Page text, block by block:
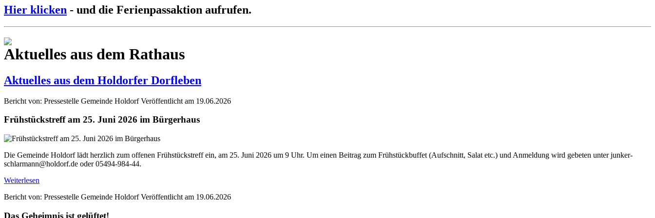
Hier klicken - und die Ferienpassaktion aufrufen.
Aktuelles aus dem Rathaus
Aktuelles aus dem Holdorfer Dorfleben
Bericht von: Pressestelle Gemeinde Holdorf Veröffentlicht am 19.06.2026
Frühstückstreff am 25. Juni 2026 im Bürgerhaus
Die Gemeinde Holdorf lädt herzlich zum offenen Frühstückstreff ein, am 25. Juni 2026 um 9 Uhr. Um einen Beitrag zum Frühstückbuffet (Aufschnitt, Salat etc.) und Anmeldung wird gebeten unter junker-
schlarmann@holdorf.de oder 05494-984-44.
Weiterlesen
Bericht von: Pressestelle Gemeinde Holdorf Veröffentlicht am 19.06.2026
Das Geheimnis ist gelüftet!